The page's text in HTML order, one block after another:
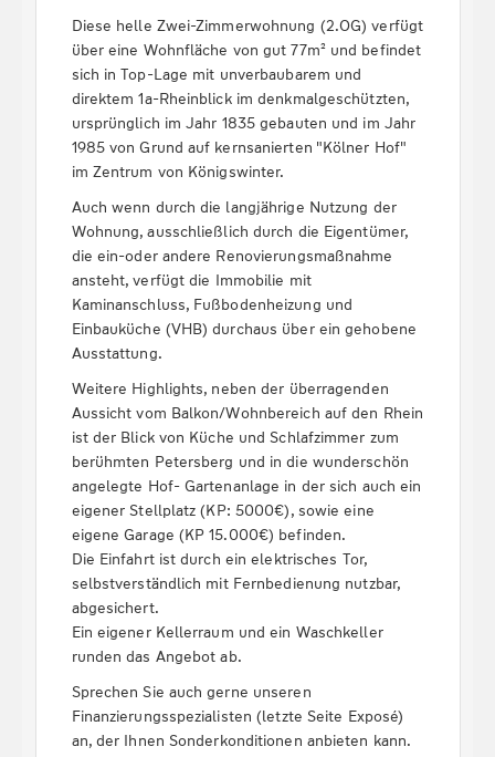
Diese helle Zwei-Zimmerwohnung (2.OG) verfügt
über eine Wohnfläche von gut 77m² und befindet
sich in Top-Lage mit unverbaubarem und
direktem 1a-Rheinblick im denkmalgeschützten,
ursprünglich im Jahr 1835 gebauten und im Jahr
1985 von Grund auf kernsanierten "Kölner Hof"
im Zentrum von Königswinter.
Auch wenn durch die langjährige Nutzung der
Wohnung, ausschließlich durch die Eigentümer,
die ein-oder andere Renovierungsmaßnahme
ansteht, verfügt die Immobilie mit
Kaminanschluss, Fußbodenheizung und
Einbauküche (VHB) durchaus über ein gehobene
Ausstattung.
Weitere Highlights, neben der überragenden
Aussicht vom Balkon/Wohnbereich auf den Rhein
ist der Blick von Küche und Schlafzimmer zum
berühmten Petersberg und in die wunderschön
angelegte Hof- Gartenanlage in der sich auch ein
eigener Stellplatz (KP: 5000€), sowie eine
eigene Garage (KP 15.000€) befinden.
Die Einfahrt ist durch ein elektrisches Tor,
selbstverständlich mit Fernbedienung nutzbar,
abgesichert.
Ein eigener Kellerraum und ein Waschkeller
runden das Angebot ab.
Sprechen Sie auch gerne unseren
Finanzierungsspezialisten (letzte Seite Exposé)
an, der Ihnen Sonderkonditionen anbieten kann.